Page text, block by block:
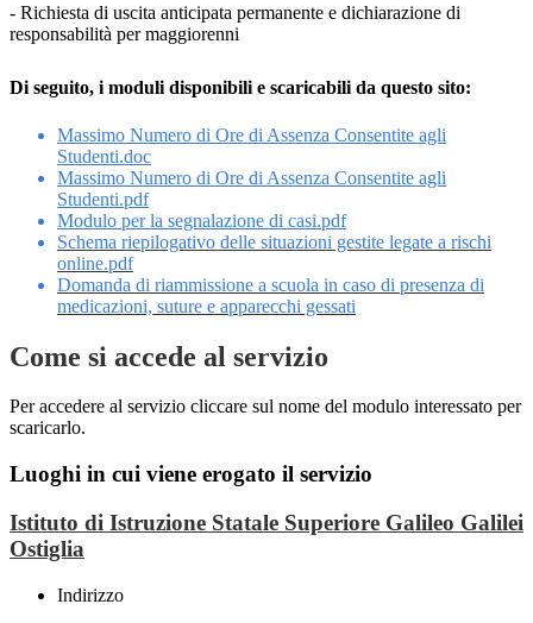
- Richiesta di uscita anticipata permanente e dichiarazione di
responsabilità per maggiorenni
Di seguito, i moduli disponibili e scaricabili da questo sito:
Massimo Numero di Ore di Assenza Consentite agli
Studenti.doc
Massimo Numero di Ore di Assenza Consentite agli
Studenti.pdf
Modulo per la segnalazione di casi.pdf
Schema riepilogativo delle situazioni gestite legate a rischi
online.pdf
Domanda di riammissione a scuola in caso di presenza di
medicazioni, suture e apparecchi gessati
Come si accede al servizio
Per accedere al servizio cliccare sul nome del modulo interessato per
scaricarlo.
Luoghi in cui viene erogato il servizio
Istituto di Istruzione Statale Superiore Galileo Galilei
Ostiglia
Indirizzo